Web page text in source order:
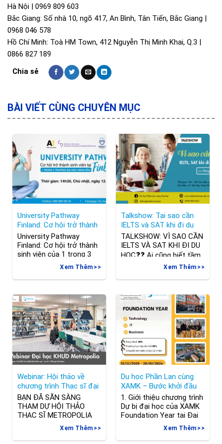
Hà Nội | 0969 809 603
Bắc Giang: Số nhà 10, ngõ 417, An Bình, Tân Tiến, Bắc Giang |
0968 046 578
Hồ Chí Minh: Toà HM Town, 412 Nguyễn Thị Minh Khai, Q.3 |
0866 827 189
BÀI VIẾT CÙNG CHUYÊN MỤC
University Pathway
Finland: Cơ hội trở thành
sinh viên tại 1 trong 3
trường đại học hàng đầu
Phần Lan
University Pathway
Finland: Cơ hội trở thành
sinh viên của 1 trong 3
trường đại học hàng đầu
Phần Lan >> Link đăng ký
sự
Chương trình Pathway
mở ra thêm cơ hội được
học tại ba trường đại học
nghiên cứu uy tín tại
Phần Lan:– Đại học
Aalto: Xếp hạng 53 trên
Xem Thêm
Talkshow: Tại sao cần
IELTS và SAT khi đi du
học?
TALKSHOW: VÌ SAO CẦN
IELTS VÀ SAT KHI ĐI DU
HỌC❓❓ Ai cũng biết tầm
quan trọng của IELTS và
nhiêu, yêu cầu của từng
nước với 2 chứng chỉ này
là gì? Cùng gặp nhau tại
buổi Talkshow của
Trawise “Vì sao cần
Xem Thêm
Webinar: Hội thảo về
chương trình Thạc sĩ đại
học KHƯD Metropolia
BẠN ĐÃ SẴN SÀNG
THAM DỰ HỘI THẢO
THẠC SĨ METROPOLIA
CHƯA? Trường đại học
KHƯD Metropolia tổ chức
hội thảo giới thiệu các
Xem Thêm
Du học Phần Lan cùng
XAMK – Bước khởi đầu
vững chắc với chương
trình Foundation Year
1. Giới thiệu chương trình
Dự bị đại học của XAMK
Foundation Year tại Đại
học KHƯD Đông Nam
Phần Lan (South-Eastern
Finland University of
Xem Thêm